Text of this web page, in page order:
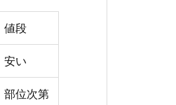
値段
安い
部位次第